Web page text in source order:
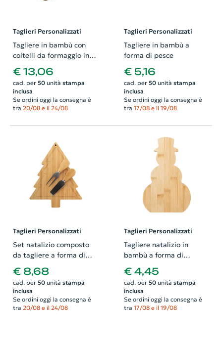
Taglieri Personalizzati
Tagliere in bambù con
coltelli da formaggio inox
su supporto magnetico
pieghevole 300×40×214
mm
€ 13,06
cad. per 50unità stampa
inclusa
Se ordini oggi la consegna è
tra 20/08 e il 24/08
Taglieri Personalizzati
Tagliere in bambù a
forma di pesce
€ 5,16
cad. per 50unità stampa
inclusa
Se ordini oggi la consegna è
tra 17/08 e il 19/08
Taglieri Personalizzati
Set natalizio composto
da tagliere a forma di
albero e due coltelli per
formaggio
€ 8,68
cad. per 50unità stampa
inclusa
Se ordini oggi la consegna è
tra 20/08 e il 24/08
Taglieri Personalizzati
Tagliere natalizio in
bambù a forma di
pupazzo di neve
€ 4,45
cad. per 50unità stampa
inclusa
Se ordini oggi la consegna è
tra 17/08 e il 19/08